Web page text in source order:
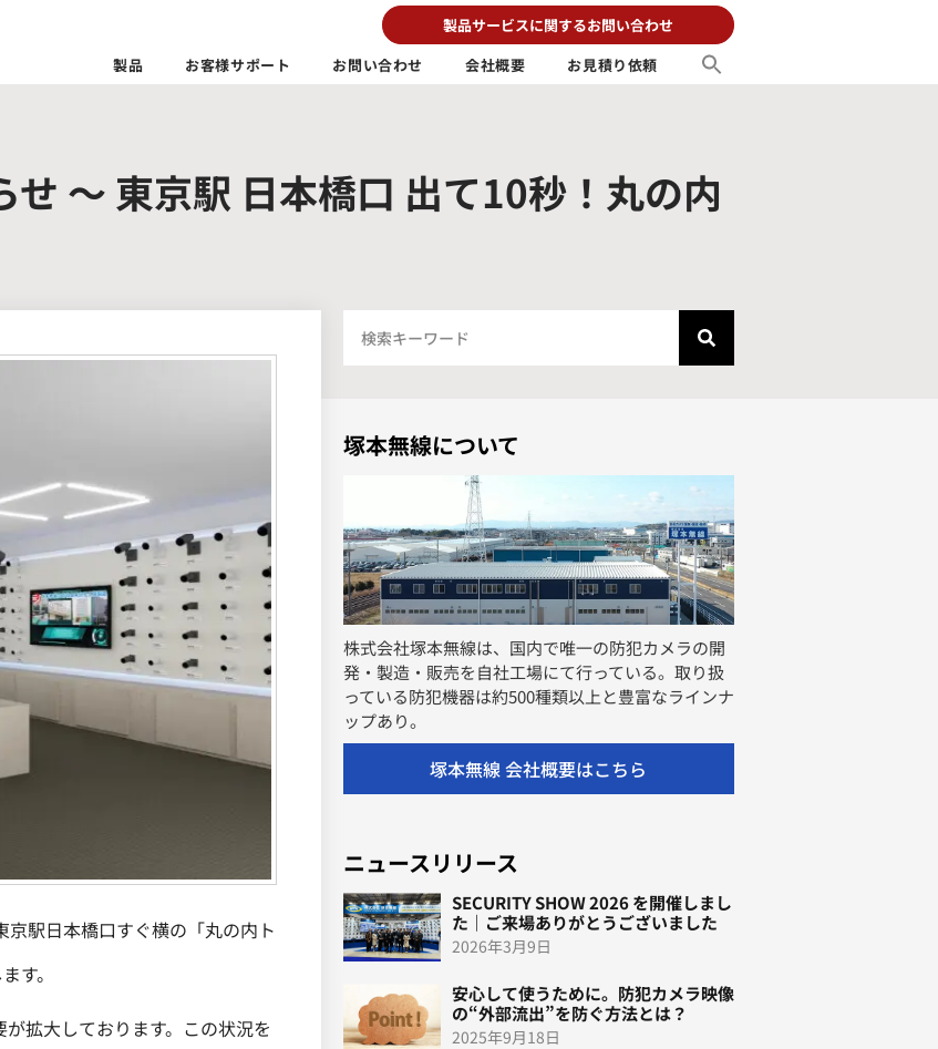
製品サービスに関するお問い合わせ
製品
お客様サポート お問い合わせ 会社概要 お見積り依頼
～ 東京駅 日本橋口 出て10秒！丸の内
駅日本橋口すぐ横の「丸の内ト
す。
拡大しております。この状況を
塚本無線について
株式会社塚本無線は、国内で唯一の防犯カメラの開
発・製造・販売を自社工場にて行っている。取り扱
っている防犯機器は約500種類以上と豊富なラインナ
ップあり。
塚本無線 会社概要はこちら
ニュースリリース
SECURITY SHOW 2026 を開催しまし
た｜ご来場ありがとうございました
2026年3月9日
安心して使うために。防犯カメラ映像
の“外部流出”を防ぐ方法とは？
2025年9月18日